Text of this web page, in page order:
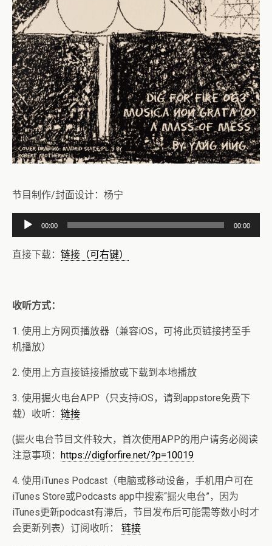
节目制作/封面设计：杨宁
频
播
00:00 00:00
直接下载： 链接（可右键）
收听方式：
1. 使用上方网页播放器（兼容iOS，可将此页链接拷至手
机播放）
2. 使用上方直接链接播放或下载到本地播放
3. 使用掘火电台APP（只支持iOS，请到appstore免费下
载）收听： 链接
(掘火电台节目文件较大，首次使用APP的用户请务必阅读
注意事项： https://digforfire.net/?p=10019
4. 使用iTunes Podcast（电脑或移动设备，手机用户可在
iTunes Store或Podcasts app中搜索“掘火电台”，因为
iTunes更新podcast有滞后，节目发布后可能需等数小时才
会更新列表）订阅收听： 链接